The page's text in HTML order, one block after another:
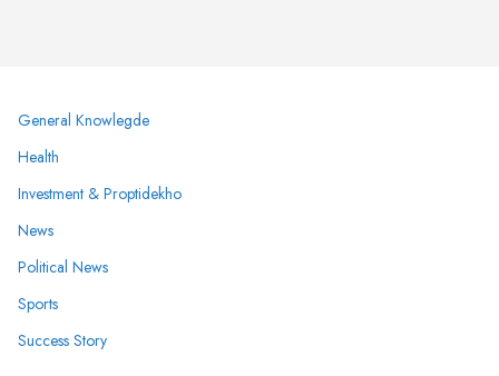
General Knowlegde
Health
Investment & Proptidekho
News
Political News
Sports
Success Story